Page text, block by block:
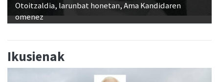
Otoitzaldia, larunbat honetan, Ama Kandidaren
omenez
Ikusienak